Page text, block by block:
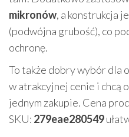
mikronów, a konstrukcja
(podwójna grubość), co
ochronę.
To także dobry wybór dla
w atrakcyjnej cenie i chcą
jednym zakupie. Cena
SKU: 279eae280549